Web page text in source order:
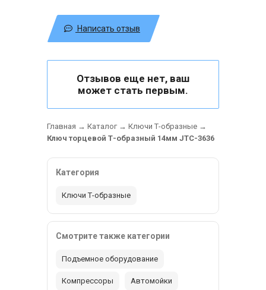
Написать отзыв
Отзывов еще нет, ваш
может стать первым.
Главная → Каталог→ Ключи Т-образные →
Ключ торцевой Т-образный 14мм JTC-3636
Категория
Ключи Т-образные
Смотрите также категории
Подъемное оборудование
Компрессоры Автомойки